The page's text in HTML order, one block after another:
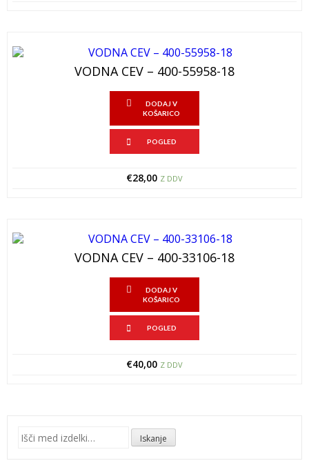
VODNA CEV – 400-55958-18
DODAJ V
KOŠARICO
POGLED
€28,00 Z DDV
VODNA CEV – 400-33106-18
DODAJ V
KOŠARICO
POGLED
€40,00 Z DDV
Išči: Iskanje